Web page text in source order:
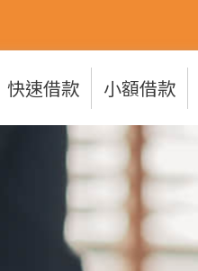
快速借款 小額借款